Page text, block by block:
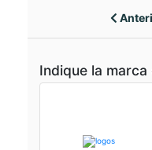
Indique la